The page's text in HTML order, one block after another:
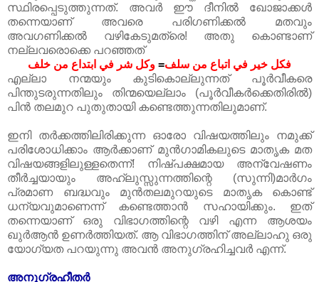
സ്ഥിരപ്പെടുത്തുന്നത്‌. അവര്‍ ഈ ദീനില്‍ ഖോജാക്കള്‍
തന്നെയാണ്‌ അവരെ പരിഗണിക്കല്‍ മതവും
അവഗണിക്കല്‍ വഴികേടുമത്രെ! അതു കൊണ്ടാണ്‌
നല്ലവരൊക്കെ പറഞ്ഞത്‌
فكل خير في اتباع من سلف= وكل شر في ابتداع من خلف
എല്ലാ നന്മയും കുടികൊല്ലുന്നത്‌ പൂര്‍വീകരെ
പിന്തുടരുന്നതിലും തിന്മയെല്ലാം (പൂര്‍വീകര്‍ക്കെതിരില്‍)
പിന്‍ തലമുറ പുതുതായി കണ്ടെത്തുന്നതിലുമാണ്‌.
ഇനി തര്‍ക്കത്തിലിരിക്കുന്ന ഓരോ വിഷയത്തിലും നമുക്ക്‌
പരിശോധിക്കാം ആര്‍ക്കാണ്‌ മുന്‍ഗാമികലുടെ മാതൃക മത
വിഷയങ്ങളിലുള്ളതെന്ന്! നിഷ്പക്ഷമായ അന്വേഷണം
തീര്‍ച്ചയായും അഹ്‌ലുസ്സുന്നത്തിന്റെ (സുന്നി)മാര്‍ഗം
പ്രമാണ ബദ്ധവും മുന്‍തലമുറയുടെ മാതൃക കൊണ്ട്‌
ധന്യവുമാണെന്ന് കണ്ടെത്താന്‍ സഹായിക്കും. ഇത്‌
തന്നെയാണ്‌ ഒരു വിഭാഗത്തിന്റെ വഴി എന്ന ആശയം
ഖുര്‍ആന്‍ ഉണര്‍ത്തിയത്‌. ആ വിഭാഗത്തിന്‌ അല്ലാഹു ഒരു
യോഗ്യത പറയുന്നു അവന്‍ അനുഗ്രഹിച്ചവര്‍ എന്ന്.
അനുഗ്രഹീതര്‍